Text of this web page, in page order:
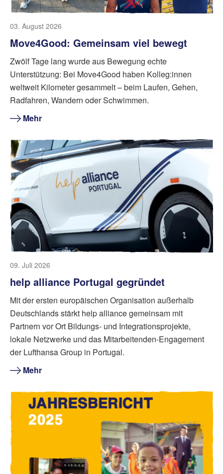
03. August 2026
Move4Good: Gemeinsam viel bewegt
Zwölf Tage lang wurde aus Bewegung echte
Unterstützung: Bei Move4Good haben Kolleg:innen
weltweit Kilometer gesammelt – beim Laufen, Gehen,
Radfahren, Wandern oder Schwimmen.
Mehr
09. Juli 2026
help alliance Portugal gegründet
Mit der ersten europäischen Organisation außerhalb
Deutschlands stärkt help alliance gemeinsam mit
Partnern vor Ort Bildungs- und Integrationsprojekte,
lokale Netzwerke und das Mitarbeitenden-Engagement
der Lufthansa Group in Portugal.
Mehr